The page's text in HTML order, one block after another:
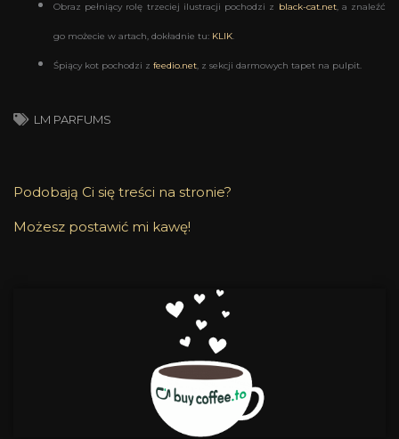
Obraz pełniący rolę trzeciej ilustracji pochodzi z black-cat.net, a znaleźć
go możecie w artach, dokładnie tu: KLIK.
Śpiący kot pochodzi z feedio.net, z sekcji darmowych tapet na pulpit.
LM PARFUMS
Podobają Ci się treści na stronie?
Możesz postawić mi kawę!